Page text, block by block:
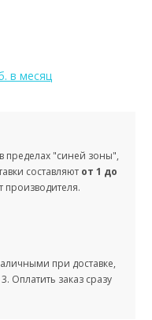
в месяц
в пределах "синей зоны",
составляют от 1 до
производителя.
при доставке,
Оплатить заказ сразу